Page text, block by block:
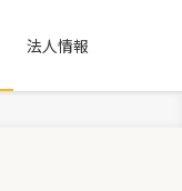
法人情報